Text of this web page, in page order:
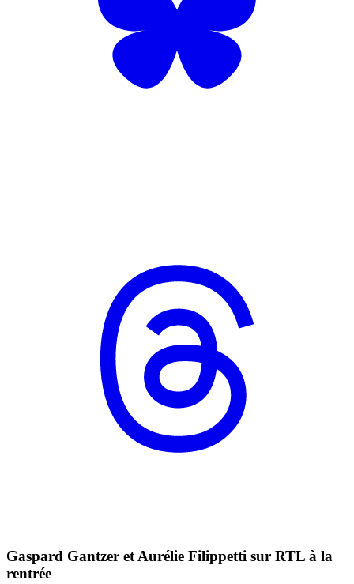
Gaspard Gantzer et Aurélie Filippetti sur RTL à la
rentrée